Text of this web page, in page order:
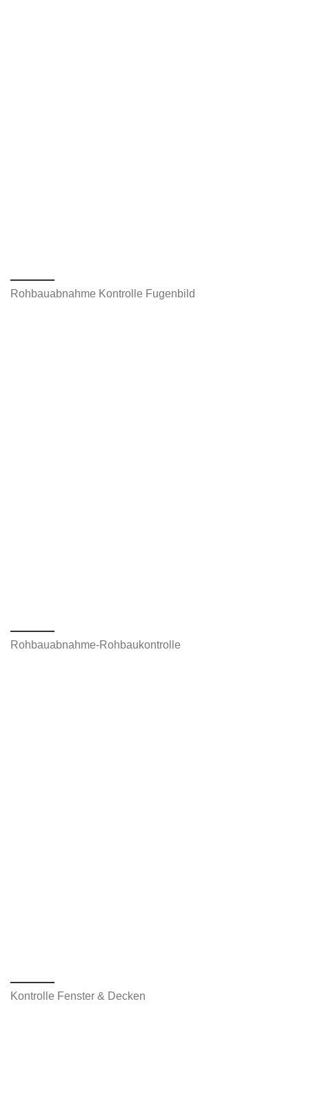
Rohbauabnahme Kontrolle Fugenbild
Rohbauabnahme-Rohbaukontrolle
Kontrolle Fenster & Decken